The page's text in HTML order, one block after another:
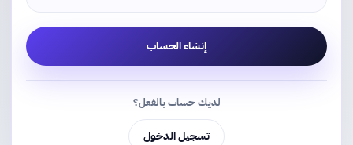
إنشاء الحساب
لديك حساب بالفعل؟
تسجيل الدخول